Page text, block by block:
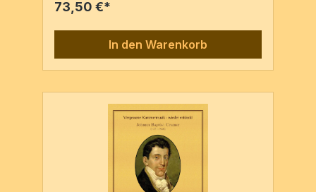
Maho), PN: J.2095.HVl, Va, Vc, Kb, Pf Pf-
73,50 €*
In den Warenkorb